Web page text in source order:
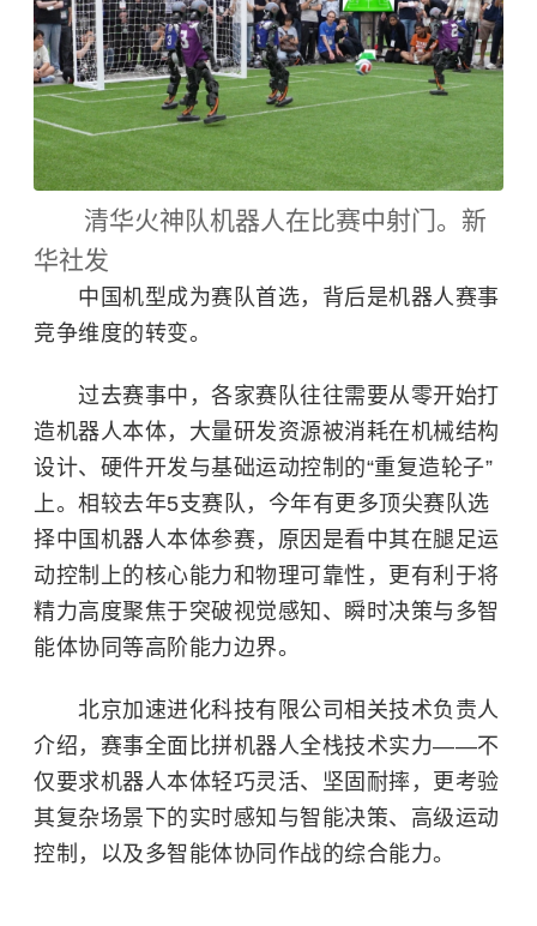
清华火神队机器人在比赛中射门。新
华社发
中国机型成为赛队首选，背后是机器人赛事
竞争维度的转变。
过去赛事中，各家赛队往往需要从零开始打
造机器人本体，大量研发资源被消耗在机械结构
设计、硬件开发与基础运动控制的“重复造轮子”
上。相较去年5支赛队，今年有更多顶尖赛队选
择中国机器人本体参赛，原因是看中其在腿足运
动控制上的核心能力和物理可靠性，更有利于将
精力高度聚焦于突破视觉感知、瞬时决策与多智
能体协同等高阶能力边界。
北京加速进化科技有限公司相关技术负责人
介绍，赛事全面比拼机器人全栈技术实力——不
仅要求机器人本体轻巧灵活、坚固耐摔，更考验
其复杂场景下的实时感知与智能决策、高级运动
控制，以及多智能体协同作战的综合能力。